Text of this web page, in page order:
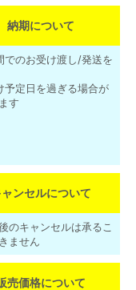
納期について
でのお受け渡し/発送を
予定日を過ぎる場合が
す
ャンセルについて
のキャンセルは承るこ
ません
売価格について